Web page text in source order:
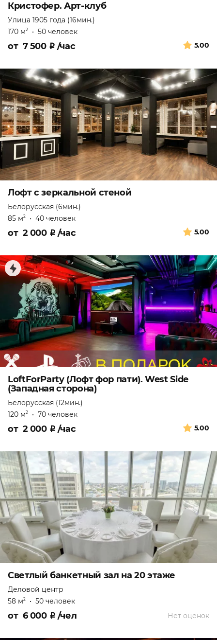
Кристофер. Арт-клуб
Улица 1905 года (16мин.)
170 м2 • 50 человек
5.00
от 7 500 ₽ /час
Лофт с зеркальной стеной
Белорусская (6мин.)
85 м2 • 40 человек
5.00
от 2 000 ₽ /час
LoftForParty (Лофт фор пати). West Side
(Западная сторона)
Белорусская (12мин.)
120 м2 • 70 человек
5.00
от 2 000 ₽ /час
Светлый банкетный зал на 20 этаже
Деловой центр
58 м2 • 50 человек
Нет оценок
от 6 000 ₽ /чел